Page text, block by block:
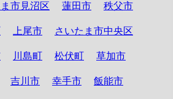
市見沼区 蓮田市 秩父市
上尾市 さいたま市中央区
川島町 松伏町 草加市
吉川市 幸手市 飯能市